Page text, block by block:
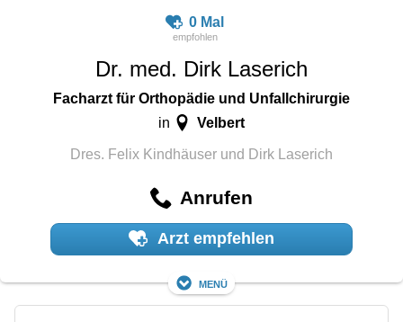
0 Mal
Dr. med. Dirk Laserich
Facharzt für Orthopädie und Unfallchirurgie
in Velbert
Dres. Felix Kindhäuser und Dirk Laserich
Anrufen
Arzt empfehlen
Menü